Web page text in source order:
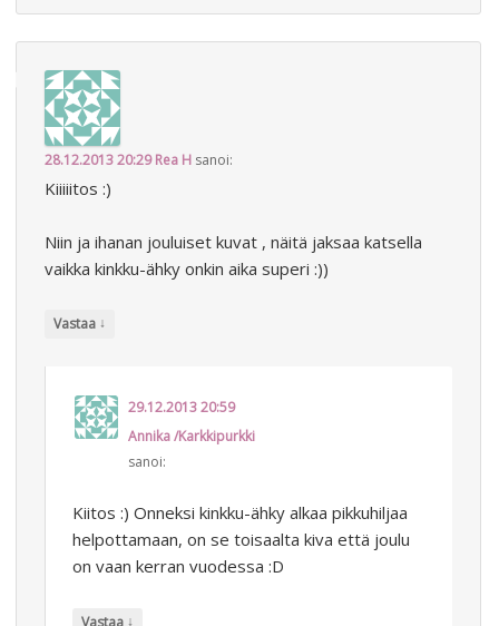
28.12.2013 20:29 Rea H sanoi:
Kiiiiitos :)
Niin ja ihanan jouluiset kuvat , näitä jaksaa katsella
vaikka kinkku-ähky onkin aika superi :))
Vastaa ↓
29.12.2013 20:59
Annika /Karkkipurkki
sanoi:
Kiitos :) Onneksi kinkku-ähky alkaa pikkuhiljaa
helpottamaan, on se toisaalta kiva että joulu
on vaan kerran vuodessa :D
Vastaa ↓